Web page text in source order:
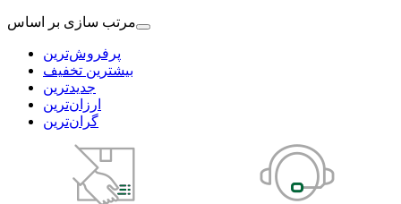
مرتب سازی بر اساس
بیشترین تخفیف
جدیدترین
ارزان‌ترین
گران‌ترین